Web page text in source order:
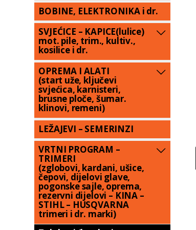
BOBINE, ELEKTRONIKA i dr.
SVJEĆICE – KAPICE(lulice)
mot. pile, trim., kultiv.,
kosilice i dr.
OPREMA I ALATI
(start uže, ključevi
svjećica, karnisteri,
brusne ploče, šumar.
klinovi, remeni)
LEŽAJEVI – SEMERINZI
VRTNI PROGRAM –
TRIMERI
(zglobovi, kardani, ušice,
čepovi, dijelovi glave,
pogonske sajle, oprema,
rezervni dijelovi – KINA –
STIHL – HUSQVARNA
trimeri i dr. marki)